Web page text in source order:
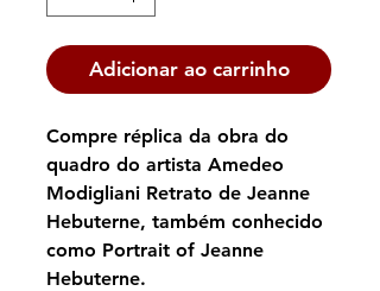
Adicionar ao carrinho
Compre réplica da obra do
quadro do artista ​Amedeo
Modigliani Retrato de Jeanne
Hebuterne, também conhecido
como Portrait of Jeanne
Hebuterne.